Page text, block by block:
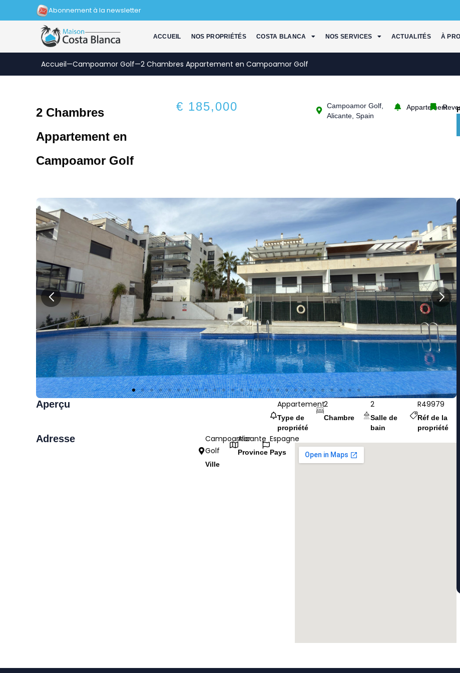
au
Abonnement à la newsletter
ACCUEIL NOS PROPRIÉTÉS COSTA BLANCA NOS SERVICES ACTUALITÉS À
Accueil—Campoamor Golf—2 Chambres Appartement en Campoamor Golf
2 Chambres
Appartement en
Campoamor Golf
€ 185,000
Campoamor Golf,
Alicante, Spain
Appartement
Aperçu Appartement
Type de
propriété
2
Chambre
2
Salle de
bain
R49979
Réf de la
propriété
Adresse
Campoamor
Golf
Ville
Alicante
Province
Espagne
Pays